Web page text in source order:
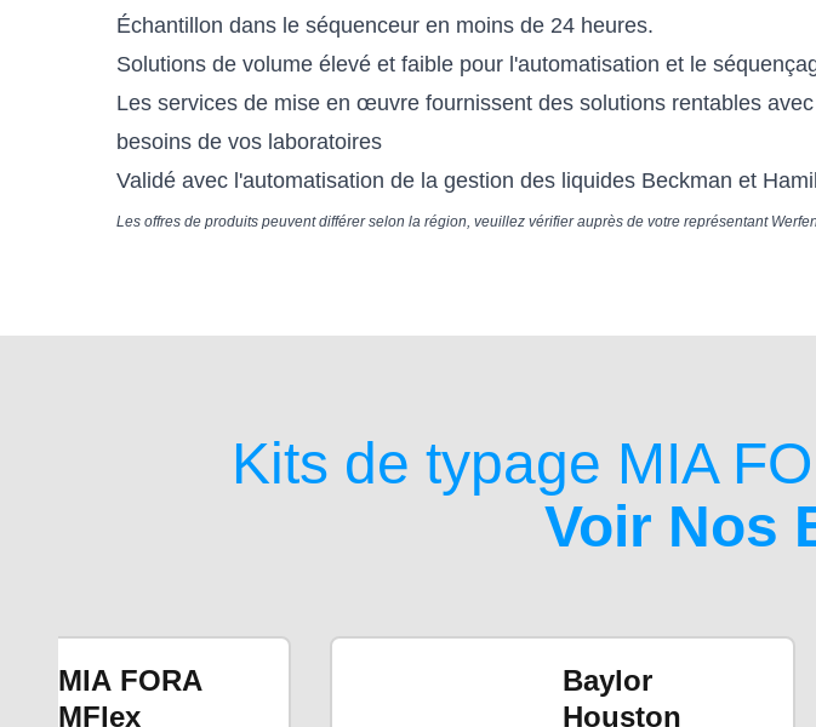
Échantillon dans le séquenceur en moins de 24 heures.
Solutions de volume élevé et faible pour l'automatisation et le
Les services de mise en œuvre fournissent des solutions rentables
besoins de vos laboratoires
Validé avec l'automatisation de la gestion des liquides Beckman et
Les offres de produits peuvent différer selon la région, veuillez vérifier auprès de votre représentant
Kits de typage MIA
Voir Nos
MIA FORA
MFlex
Baylor
Houston